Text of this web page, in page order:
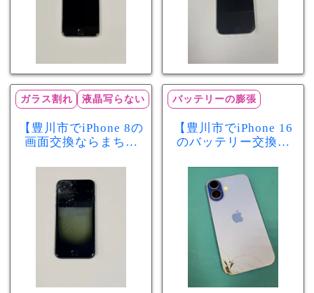
ガラス割れ 液晶写らない
【豊川市でiPhone 8の
画面交換ならまちス
れ・液晶不良も当日
60分で修理可能！
バッテリーの膨張
【豊川市でiPhone 16
のバッテリー交換な
少し膨張したバッテ
リーも当日90分で安
心修理！